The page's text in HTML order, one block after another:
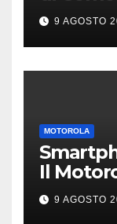
via9 AGOSTO
MOTOROLA
Il
su
giusto
9 AGOSTO